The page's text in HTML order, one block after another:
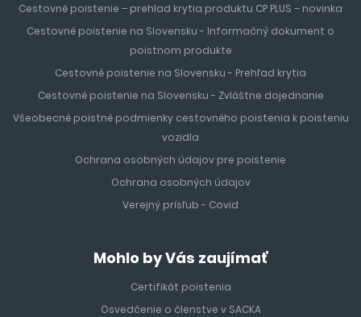
Cestovné poistenie – prehlad krytia produktu CP PLUS – novinka
Cestovné poistenie na Slovensku - Informačný dokument o
poistnom produkte
Cestovné poistenie na Slovensku - Prehľad krytia
Cestovné poistenie na Slovensku - Zvláštne dojednanie
Všeobecné poistné podmienky cestovného poistenia k poisteniu
vozidla
Ochrana osobných údajov pre poistenie
Ochrana osobných údajov
Verejný prísľub - Covid
Mohlo by Vás zaujímať
Certifikát poistenia
Osvedčenie o členstve v SACKA